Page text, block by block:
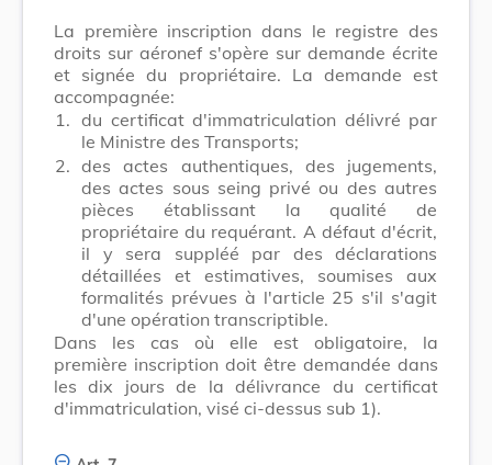
La première inscription dans le registre des
droits sur aéronef s'opère sur demande écrite
et signée du propriétaire. La demande est
accompagnée:
1. du certificat d'immatriculation délivré par
le Ministre des Transports;
2. des actes authentiques, des jugements,
des actes sous seing privé ou des autres
pièces établissant la qualité de
propriétaire du requérant. A défaut d'écrit,
il y sera suppléé par des déclarations
détaillées et estimatives, soumises aux
formalités prévues à l'article 25 s'il s'agit
d'une opération transcriptible.
Dans les cas où elle est obligatoire, la
première inscription doit être demandée dans
les dix jours de la délivrance du certificat
d'immatriculation, visé ci-dessus sub 1).